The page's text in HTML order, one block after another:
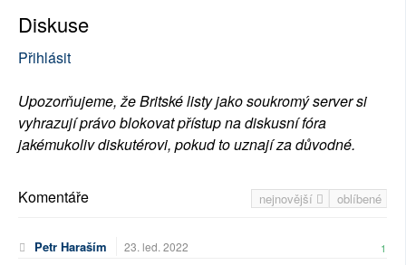
Diskuse
Přihlásit
Upozorňujeme, že Britské listy jako soukromý server si
vyhrazují právo blokovat přístup na diskusní fóra
jakémukoliv diskutérovi, pokud to uznají za důvodné.
nejnovější oblíbené
Komentáře
Petr Haraším 23. led. 2022 1